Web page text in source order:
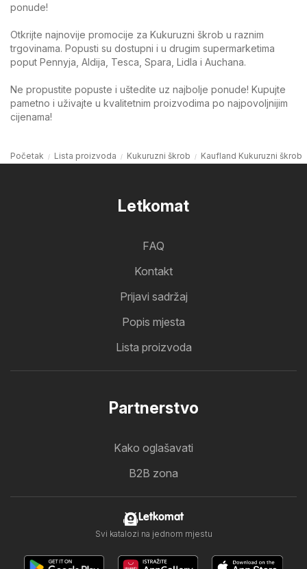
ponude!
Otkrijte najnovije promocije za Kukuruzni škrob u raznim
trgovinama. Popusti su dostupni i u drugim supermarketima
poput Pennyja, Aldija, Tesca, Spara, Lidla i Auchana.
Ne propustite popuste i uštedite uz najbolje ponude! Kupujte
pametno i uživajte u kvalitetnim proizvodima po najpovoljnijim
cijenama!
Početak Lista proizvoda Kukuruzni škrob Kaufland Kukuruzni škrob
Letkomat
FAQ
Kontakt
Prijavi sadržaj
Popis mjesta
Lista proizvoda
Partnerstvo
Kako oglašavati
B2B zona
Letkomat
Svi katalozi na jednom mjestu